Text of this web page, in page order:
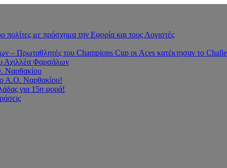
με πρόσχημα την Εφορία και τους Λογιστές
Πρωταθλητές του Champions Cup οι Aces κατέκτησαν το
Αχιλλέα Φαρσάλων
Ναρθακίου
ο Α.Ο. Ναρθακίου!
για 15η φορά!